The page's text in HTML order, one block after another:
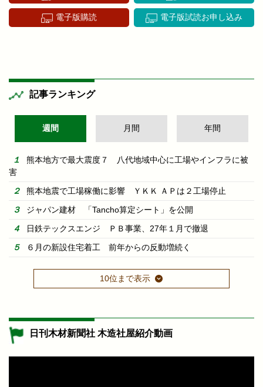
電子版購読 電子版試読お申し込み
記事ランキング
週間 月間 年間
熊本地方で最大震度７ 八代地域中心に工場やインフラに被
害
熊本地震で工場稼働に影響 ＹＫＫ ＡＰは２工場停止
ジャパン建材 「Tancho算定シート」を公開
日鉄テックスエンジ ＰＢ事業、27年１月で撤退
６月の新設住宅着工 前年からの反動増続く
10位まで表示
日刊木材新聞社 木造社屋紹介動画